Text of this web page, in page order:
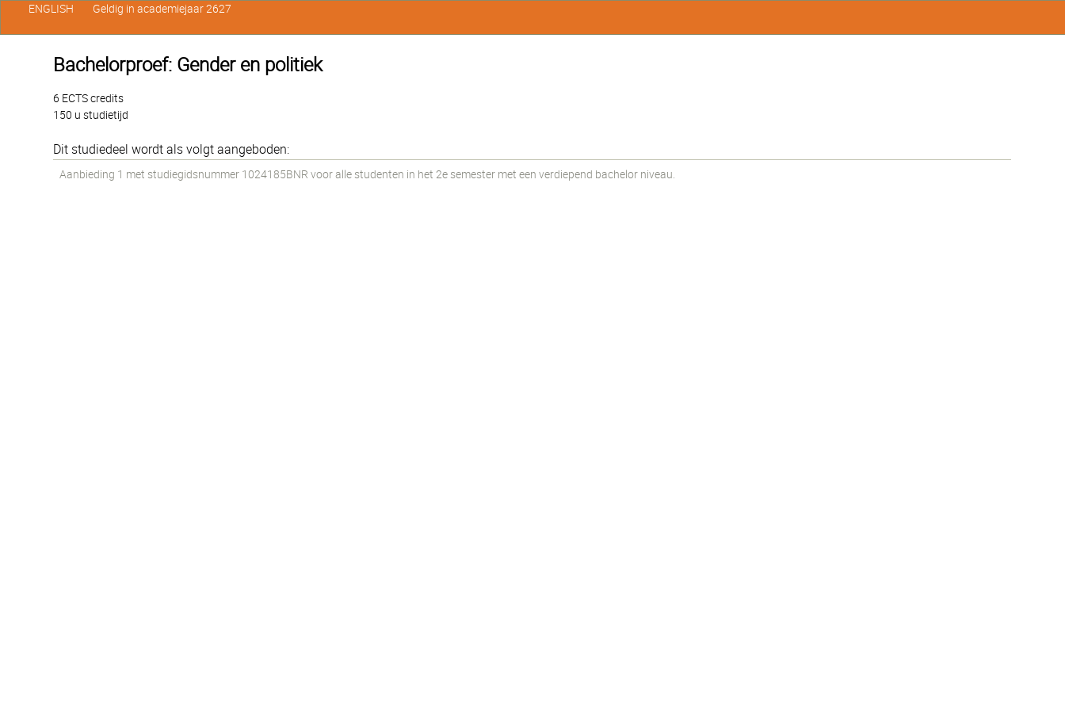
Bachelorproef: Gender en politiek
6 ECTS credits
150 u studietijd
Dit studiedeel wordt als volgt aangeboden:
Aanbieding 1 met studiegidsnummer 1024185BNR voor alle studenten in het 2e semester met een verdiepend bachelor niveau.
ENGLISH Geldig in academiejaar 2627